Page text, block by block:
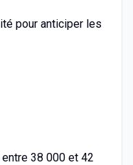
pour anticiper les
38 000 et 42